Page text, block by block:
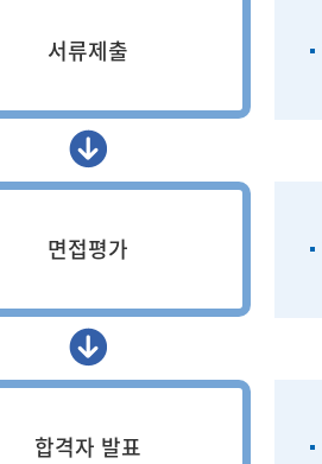
서류제출
면접평가
합격자 발표